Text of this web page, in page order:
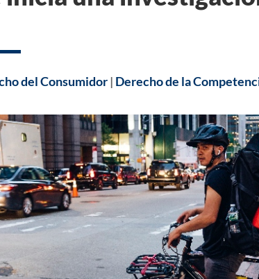
del Consumidor| Derecho de la